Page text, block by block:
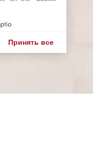
Принять все
свои параметры
параметры